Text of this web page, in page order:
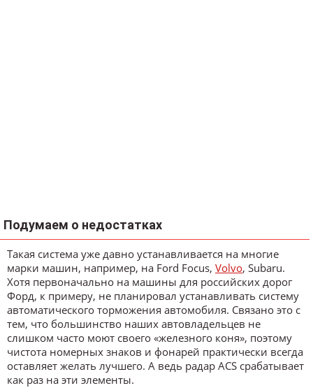
Подумаем о недостатках
Такая система уже давно устанавливается на многие
марки машин, например, на Ford Focus, Volvo, Subaru.
Хотя первоначально на машины для российских дорог
Форд, к примеру, не планировал устанавливать систему
автоматического торможения автомобиля. Связано это с
тем, что большинство наших автовладельцев не
слишком часто моют своего «железного коня», поэтому
чистота номерных знаков и фонарей практически всегда
оставляет желать лучшего. А ведь радар ACS срабатывает
как раз на эти элементы.